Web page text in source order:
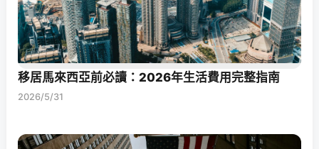
移居馬來西亞前必讀：2026年生活費用完整指南
2026/5/31